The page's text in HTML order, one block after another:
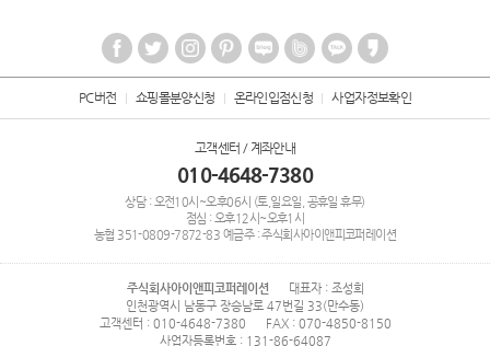
PC버전 쇼핑몰분양신청 온라인입점신청 사업자정보확인
고객센터 / 계좌안내
010-4648-7380
상담 : 오전10시~오후06시 (토,일요일, 공휴일 휴무)
점심 : 오후12시~오후1시
농협 351-0809-7872-83 예금주 : 주식회사아이앤피코퍼레이션
주식회사아이앤피코퍼레이션
대표자 : 조성희
인천광역시 남동구 장승남로 47번길 33(만수동)
고객센터 : 010-4648-7380
FAX : 070-4850-8150
사업자등록번호 : 131-86-64087